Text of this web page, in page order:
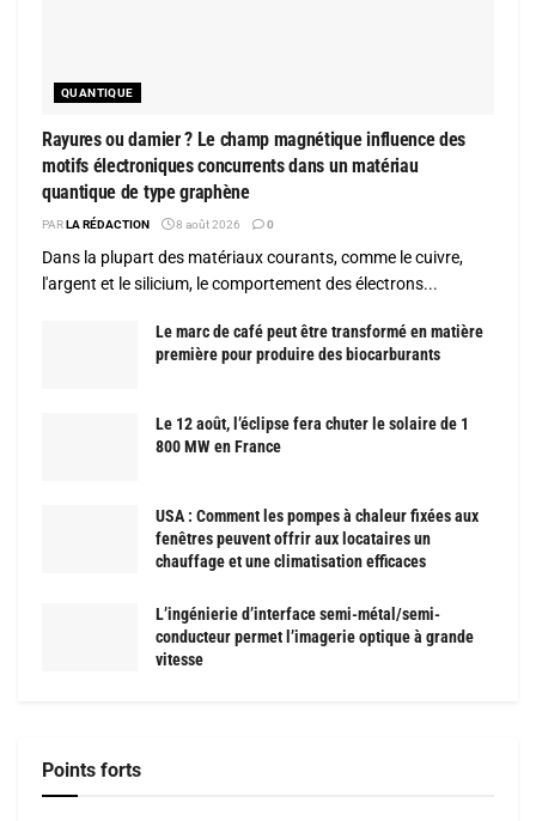
QUANTIQUE
Rayures ou damier ? Le champ magnétique influence des
motifs électroniques concurrents dans un matériau
quantique de type graphène
PARLA RÉDACTION 8 août 2026 0
Dans la plupart des matériaux courants, comme le cuivre,
l'argent et le silicium, le comportement des électrons...
Le marc de café peut être transformé en matière
première pour produire des biocarburants
Le 12 août, l’éclipse fera chuter le solaire de 1
800 MW en France
USA : Comment les pompes à chaleur fixées aux
fenêtres peuvent offrir aux locataires un
chauffage et une climatisation efficaces
L’ingénierie d’interface semi-métal/semi-
conducteur permet l’imagerie optique à grande
vitesse
Points forts